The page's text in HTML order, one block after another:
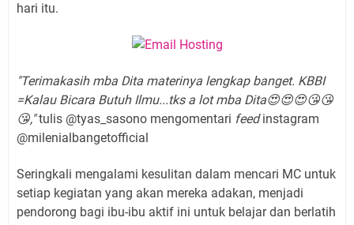
hari itu.
"Terimakasih mba Dita materinya lengkap banget. KBBI
=Kalau Bicara Butuh Ilmu...tks a lot mba Dita😍😍😍😘😘
😘,"tulis @tyas_sasono mengomentari feedinstagram
@milenialbangetofficial
Seringkali mengalami kesulitan dalam mencari MC untuk
setiap kegiatan yang akan mereka adakan, menjadi
pendorong bagi ibu-ibu aktif ini untuk belajar dan berlatih